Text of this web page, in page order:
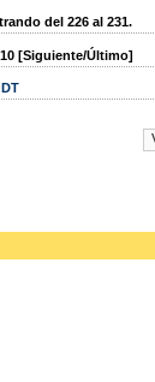
del 226 al 231.
10 [Siguiente/Último]